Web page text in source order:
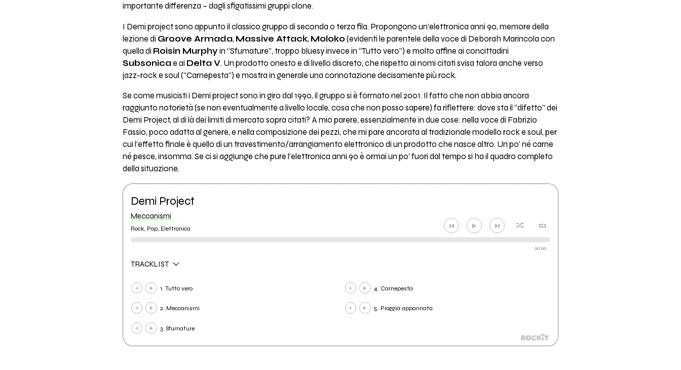
importante differenza – dagli sfigatissimi gruppi clone.
I Demi project sono appunto il classico gruppo di seconda o terza fila. Propongono un’elettronica anni 90, memore della
lezione di Groove Armada, Massive Attack, Moloko(evidenti le parentele della voce di Deborah Marincola con
quella di Roisin Murphy in “Sfumature”, troppo bluesy invece in “Tutto vero”) e molto affine ai concittadini
Subsonicae ai Delta V. Un prodotto onesto e di livello discreto, che rispetto ai nomi citati svisa talora anche verso
jazz-rock e soul (“Carnepesta”) e mostra in generale una connotazione decisamente più rock.
Se come musicisti i Demi project sono in giro dal 1990, il gruppo si è formato nel 2001. Il fatto che non abbia ancora
raggiunto notorietà (se non eventualmente a livello locale, cosa che non posso sapere) fa riflettere: dove sta il “difetto” dei
Demi Project, al di là dei limiti di mercato sopra citati? A mio parere, essenzialmente in due cose: nella voce di Fabrizio
Fassio, poco adatta al genere, e nella composizione dei pezzi, che mi pare ancorata al tradizionale modello rock e soul, per
cui l’effetto finale è quello di un travestimento/arrangiamento elettronico di un prodotto che nasce altro. Un po’ né carne
né pesce, insomma. Se ci si aggiunge che pure l’elettronica anni 90 è ormai un po’ fuori dal tempo si ha il quadro completo
della situazione.
Demi Project
Meccanismi
Rock, Pop, Elettronica
00:00
TRACKLIST
1. Tutto vero
2. Meccanismi
3. Sfumature
4. Carnepesta
5. Pioggia appannata